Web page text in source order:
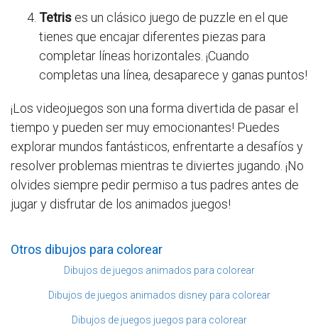
Tetris es un clásico juego de puzzle en el que
tienes que encajar diferentes piezas para
completar líneas horizontales. ¡Cuando
completas una línea, desaparece y ganas puntos!
¡Los videojuegos son una forma divertida de pasar el
tiempo y pueden ser muy emocionantes! Puedes
explorar mundos fantásticos, enfrentarte a desafíos y
resolver problemas mientras te diviertes jugando. ¡No
olvides siempre pedir permiso a tus padres antes de
jugar y disfrutar de los animados juegos!
Otros dibujos para colorear
Dibujos de juegos animados para colorear
Dibujos de juegos animados disney para colorear
Dibujos de juegos juegos para colorear